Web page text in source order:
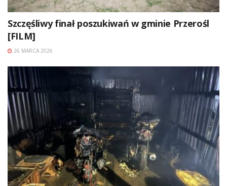
Szczęśliwy finał poszukiwań w gminie Przerośl
[FILM]
26 MARCA 2026